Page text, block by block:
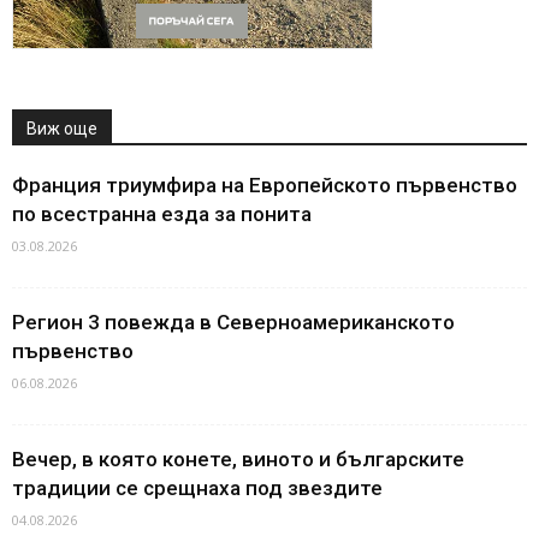
Виж още
Франция триумфира на Европейското първенство
по всестранна езда за понита
03.08.2026
Регион 3 повежда в Северноамериканското
първенство
06.08.2026
Вечер, в която конете, виното и българските
традиции се срещнаха под звездите
04.08.2026